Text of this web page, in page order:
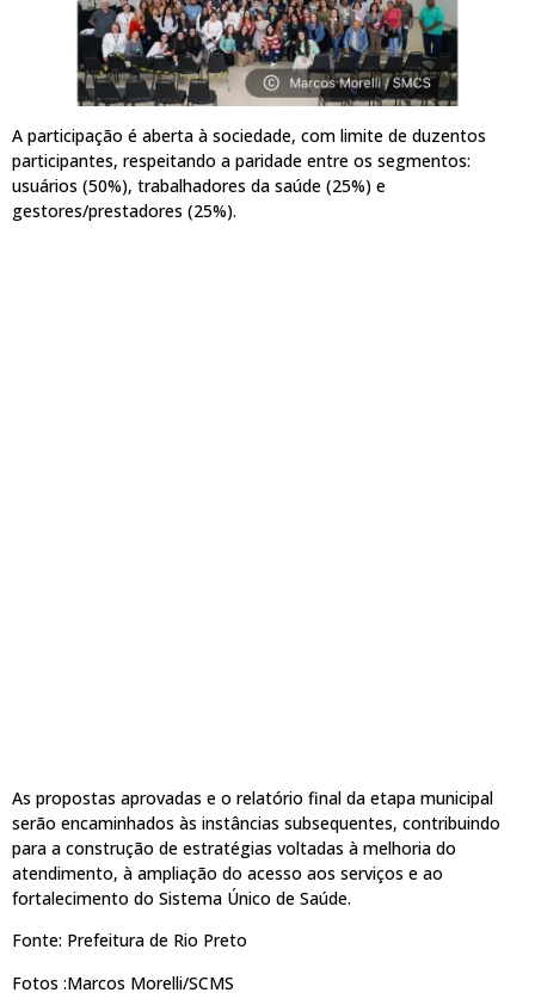
A participação é aberta à sociedade, com limite de duzentos
participantes, respeitando a paridade entre os segmentos:
usuários (50%), trabalhadores da saúde (25%) e
gestores/prestadores (25%).
As propostas aprovadas e o relatório final da etapa municipal
serão encaminhados às instâncias subsequentes, contribuindo
para a construção de estratégias voltadas à melhoria do
atendimento, à ampliação do acesso aos serviços e ao
fortalecimento do Sistema Único de Saúde.
Fonte: Prefeitura de Rio Preto
Fotos :Marcos Morelli/SCMS